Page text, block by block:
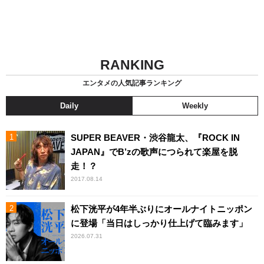
RANKING
エンタメの人気記事ランキング
Daily Weekly
SUPER BEAVER・渋谷龍太、『ROCK IN
JAPAN』でB’zの歌声につられて楽屋を脱
走！？
2017.08.14
松下洸平が4年半ぶりにオールナイトニッポン
に登場「当日はしっかり仕上げて臨みます」
2026.07.31